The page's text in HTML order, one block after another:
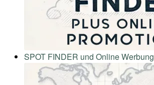
SPOT FINDER und Online Werbung